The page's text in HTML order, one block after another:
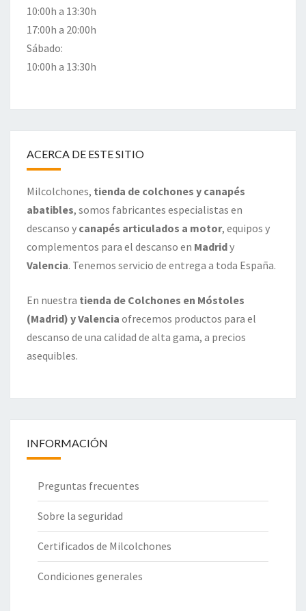
10:00h a 13:30h
17:00h a 20:00h
Sábado:
10:00h a 13:30h
ACERCA DE ESTE SITIO
Milcolchones, tienda de colchones y canapés
abatibles, somos fabricantes especialistas en
descanso y canapés articulados a motor, equipos y
complementos para el descanso en Madridy
Valencia. Tenemos servicio de entrega a toda España.
En nuestra tienda de Colchones en Móstoles
(Madrid) y Valencia ofrecemos productos para el
descanso de una calidad de alta gama, a precios
asequibles.
INFORMACIÓN
Preguntas frecuentes
Sobre la seguridad
Certificados de Milcolchones
Condiciones generales